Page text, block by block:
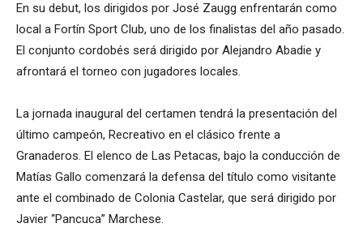
En su debut, los dirigidos por José Zaugg enfrentarán como
local a Fortín Sport Club, uno de los finalistas del año pasado.
El conjunto cordobés será dirigido por Alejandro Abadie y
afrontará el torneo con jugadores locales.
La jornada inaugural del certamen tendrá la presentación del
último campeón, Recreativo en el clásico frente a
Granaderos. El elenco de Las Petacas, bajo la conducción de
Matías Gallo comenzará la defensa del título como visitante
ante el combinado de Colonia Castelar, que será dirigido por
Javier “Pancuca” Marchese.